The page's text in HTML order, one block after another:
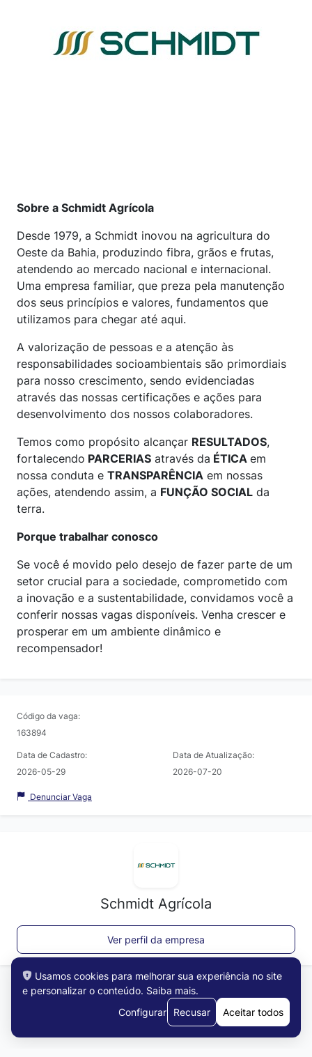
Sobre a Schmidt Agrícola
Desde 1979, a Schmidt inovou na agricultura do
Oeste da Bahia, produzindo fibra, grãos e frutas,
atendendo ao mercado nacional e internacional.
Uma empresa familiar, que preza pela manutenção
dos seus princípios e valores, fundamentos que
utilizamos para chegar até aqui.
A valorização de pessoas e a atenção às
responsabilidades socioambientais são primordiais
para nosso crescimento, sendo evidenciadas
através das nossas certificações e ações para
desenvolvimento dos nossos colaboradores.
Temos como propósito alcançar RESULTADOS,
fortalecendo PARCERIAS através da ÉTICA em
nossa conduta e TRANSPARÊNCIA em nossas
ações, atendendo assim, a FUNÇÃO SOCIAL da
terra.
Porque trabalhar conosco
Se você é movido pelo desejo de fazer parte de um
setor crucial para a sociedade, comprometido com
a inovação e a sustentabilidade, convidamos você a
conferir nossas vagas disponíveis. Venha crescer e
prosperar em um ambiente dinâmico e
recompensador!
Código da vaga:
163894
Data de Cadastro:
2026-05-29
Data de Atualização:
2026-07-20
Denunciar Vaga
Schmidt Agrícola
Ver perfil da empresa
Usamos cookies para melhorar sua experiência no site
e personalizar o conteúdo. Saiba mais.
Configurar
Recusar Aceitar todos